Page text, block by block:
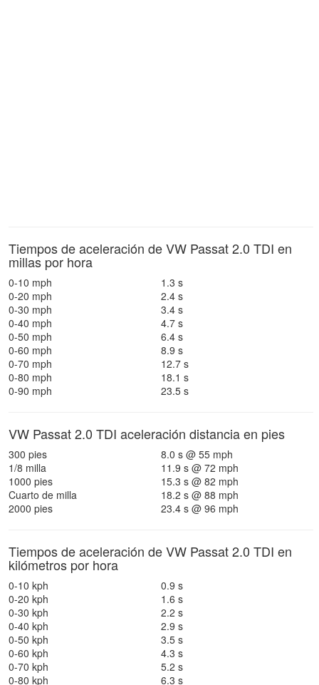
Tiempos de aceleración de VW Passat 2.0 TDI en
millas por hora
0-10 mph
1.3 s
0-20 mph
2.4 s
0-30 mph
3.4 s
0-40 mph
4.7 s
0-50 mph
6.4 s
0-60 mph
8.9 s
0-70 mph
12.7 s
0-80 mph
18.1 s
0-90 mph
23.5 s
VW Passat 2.0 TDI aceleración distancia en pies
300 pies
8.0 s @ 55 mph
1/8 milla
11.9 s @ 72 mph
1000 pies
15.3 s @ 82 mph
Cuarto de milla
18.2 s @ 88 mph
2000 pies
23.4 s @ 96 mph
Tiempos de aceleración de VW Passat 2.0 TDI en
kilómetros por hora
0-10 kph
0.9 s
0-20 kph
1.6 s
0-30 kph
2.2 s
0-40 kph
2.9 s
0-50 kph
3.5 s
0-60 kph
4.3 s
0-70 kph
5.2 s
0-80 kph
6.3 s